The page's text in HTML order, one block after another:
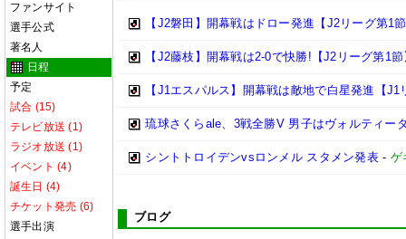
ファンサイト
選手公式
著名人
日程
予定
試合 (15)
テレビ放送 (1)
ラジオ放送 (1)
イベント (4)
誕生日 (4)
チケット発売 (6)
選手出演
【J2磐田】開幕戦はドロー発進【J2リーグ第1
【J2藤枝】開幕戦は2-0で快勝!【J2リーグ第1節
【J1エスパルス】開幕戦は敵地で白星発進【J1
琉球さくらale、3戦全勝V 男子はヴォルティー
シントトロイデンvsロンメル スタメン発表- ゲ
ブログ